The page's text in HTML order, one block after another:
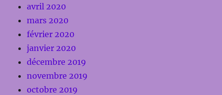
avril 2020
mars 2020
février 2020
janvier 2020
décembre 2019
novembre 2019
octobre 2019